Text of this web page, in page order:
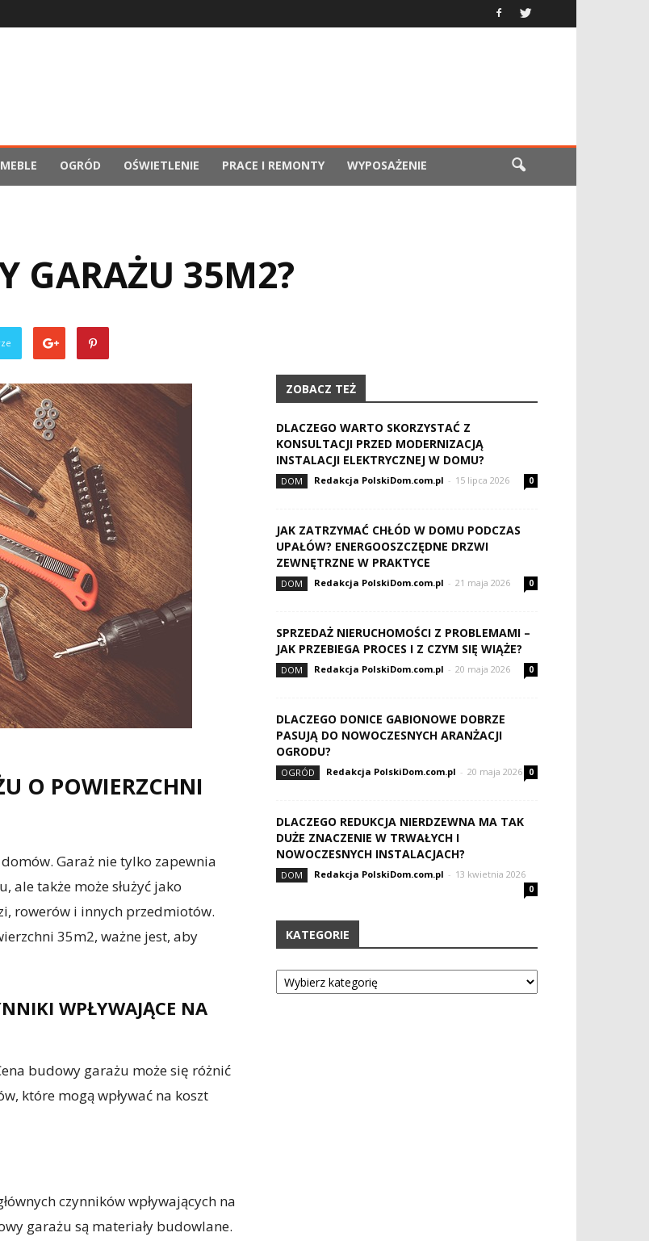
MEBLE OGRÓD OŚWIETLENIE PRACE I REMONTY WYPOSAŻENIE
GARAŻU 35M2?
O POWIERZCHNI
Garaż nie tylko zapewnia
ale także może służyć jako
rowerów i innych przedmiotów.
35m2, ważne jest, aby
WPŁYWAJĄCE NA
budowy garażu może się różnić
które mogą wpływać na koszt
czynników wpływających na
garażu są materiały budowlane.
ZOBACZ TEŻ
DLACZEGO WARTO SKORZYSTAĆ Z
KONSULTACJI PRZED MODERNIZACJĄ
INSTALACJI ELEKTRYCZNEJ W DOMU?
DOM Redakcja PolskiDom.com.pl - 15 lipca 2026 0
JAK ZATRZYMAĆ CHŁÓD W DOMU PODCZAS
UPAŁÓW? ENERGOOSZCZĘDNE DRZWI
ZEWNĘTRZNE W PRAKTYCE
DOM Redakcja PolskiDom.com.pl - 21 maja 2026 0
SPRZEDAŻ NIERUCHOMOŚCI Z PROBLEMAMI –
JAK PRZEBIEGA PROCES I Z CZYM SIĘ WIĄŻE?
DOM Redakcja PolskiDom.com.pl - 20 maja 2026 0
DLACZEGO DONICE GABIONOWE DOBRZE
PASUJĄ DO NOWOCZESNYCH ARANŻACJI
OGRODU?
OGRÓD Redakcja PolskiDom.com.pl - 20 maja 2026 0
DLACZEGO REDUKCJA NIERDZEWNA MA TAK
DUŻE ZNACZENIE W TRWAŁYCH I
NOWOCZESNYCH INSTALACJACH?
DOM Redakcja PolskiDom.com.pl - 13 kwietnia 2026
0
KATEGORIE
Kategorie